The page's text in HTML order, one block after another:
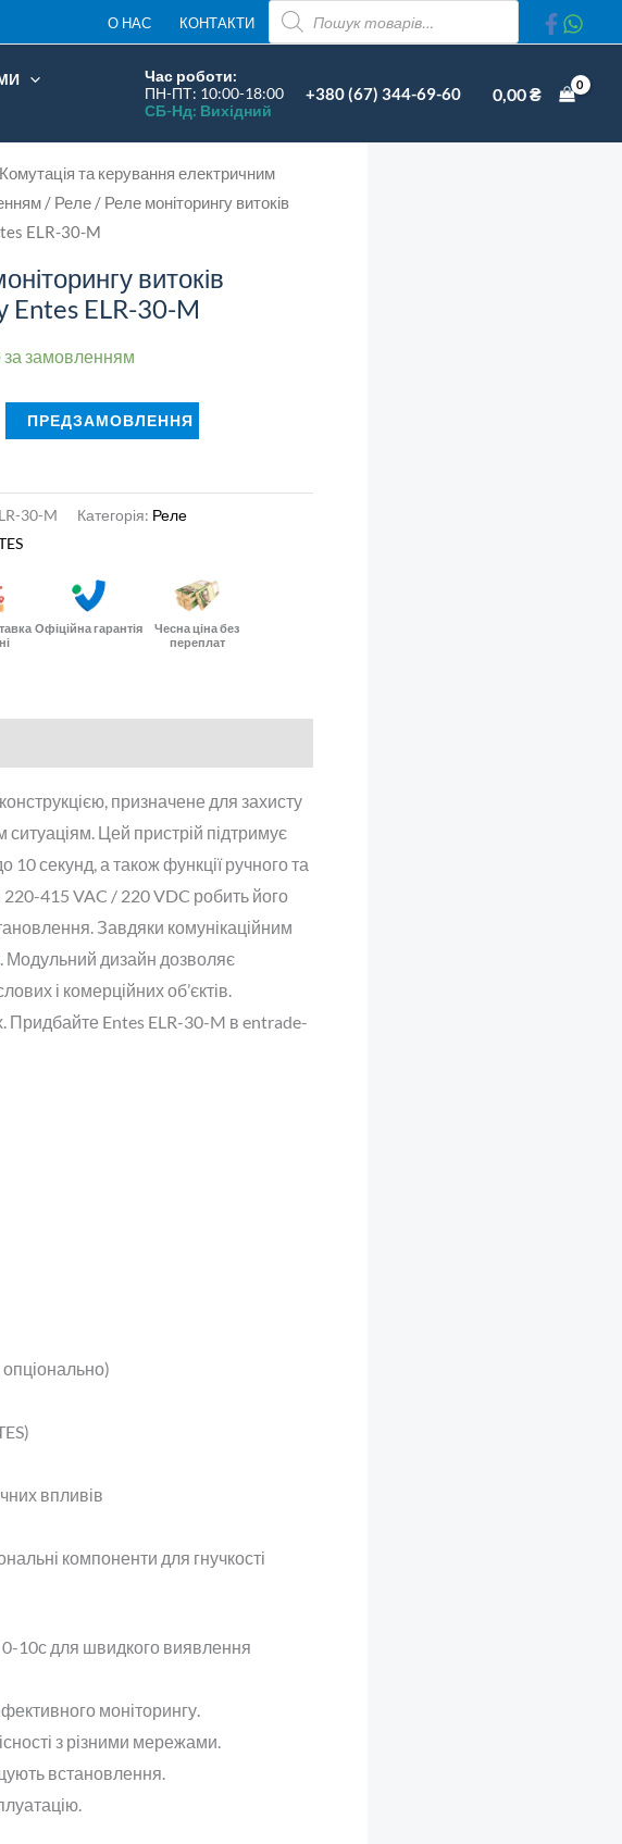
О НАС КОНТАКТИ
ПОШУК
ТОВАРІВ
Час роботи:
ПН-ПТ: 10:00-18:00
СБ-Нд: Вихідний
+380 (67) 344-69-60 0,00₴
Комутація та керування електричним
/ Реле / Реле моніторингу витоків
ELR-30-M
витоків
Entes ELR-30-M
за замовленням
ПРЕДЗАМОВЛЕННЯ
30-M Категорія: Реле
Офіційна гарантія
Чесна ціна без
переплат
призначене для захисту
ситуаціям. Цей пристрій підтримує
10 секунд, а також функції ручного та
415 VAC / 220 VDC робить його
Завдяки комунікаційним
Модульний дизайн дозволяє
і комерційних об’єктів.
Придбайте Entes ELR-30-M в entrade-
впливів
компоненти для гнучкості
10с для швидкого виявлення
моніторингу.
з різними мережами.
встановлення.
Entes